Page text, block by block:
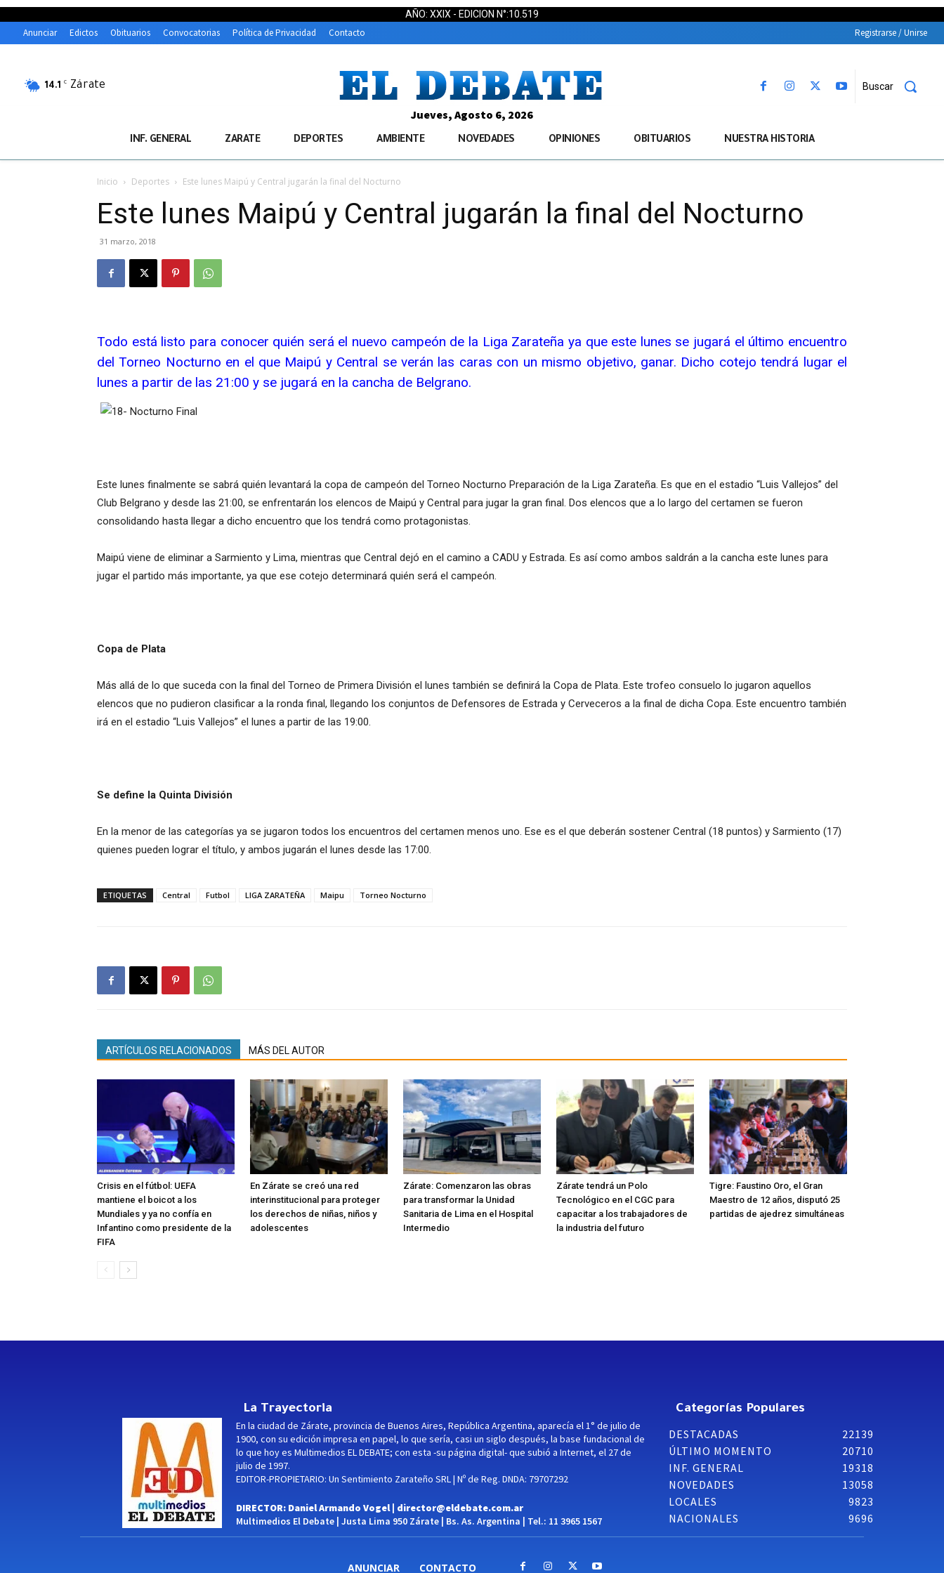
AÑO: XXIX - EDICION N°:10.519
Anunciar Edictos Obituarios Convocatorias Política de Privacidad Contacto Registrarse / Unirse
14.1 C Zárate Buscar
Jueves, Agosto 6, 2026
INF. GENERAL ZARATE DEPORTES AMBIENTE NOVEDADES OPINIONES OBITUARIOS NUESTRA HISTORIA
Inicio Deportes Este lunes Maipú y Central jugarán la final del Nocturno
Este lunes Maipú y Central jugarán la final del Nocturno
31 marzo, 2018
Todo está listo para conocer quién será el nuevo campeón de la Liga Zarateña ya que este lunes se jugará el último encuentro
del Torneo Nocturno en el que Maipú y Central se verán las caras con un mismo objetivo, ganar. Dicho cotejo tendrá lugar el
lunes a partir de las 21:00 y se jugará en la cancha de Belgrano.
Este lunes finalmente se sabrá quién levantará la copa de campeón del Torneo Nocturno Preparación de la Liga Zarateña. Es que en el estadio “Luis Vallejos” del
Club Belgrano y desde las 21:00, se enfrentarán los elencos de Maipú y Central para jugar la gran final. Dos elencos que a lo largo del certamen se fueron
consolidando hasta llegar a dicho encuentro que los tendrá como protagonistas.
Maipú viene de eliminar a Sarmiento y Lima, mientras que Central dejó en el camino a CADU y Estrada. Es así como ambos saldrán a la cancha este lunes para
jugar el partido más importante, ya que ese cotejo determinará quién será el campeón.
Copa de Plata
Más allá de lo que suceda con la final del Torneo de Primera División el lunes también se definirá la Copa de Plata. Este trofeo consuelo lo jugaron aquellos
elencos que no pudieron clasificar a la ronda final, llegando los conjuntos de Defensores de Estrada y Cerveceros a la final de dicha Copa. Este encuentro también
irá en el estadio “Luis Vallejos” el lunes a partir de las 19:00.
Se define la Quinta División
En la menor de las categorías ya se jugaron todos los encuentros del certamen menos uno. Ese es el que deberán sostener Central (18 puntos) y Sarmiento (17)
quienes pueden lograr el título, y ambos jugarán el lunes desde las 17:00.
ETIQUETAS Central Futbol LIGA ZARATEÑA Maipu Torneo Nocturno
ARTÍCULOS RELACIONADOS MÁS DEL AUTOR
Crisis en el fútbol: UEFA
mantiene el boicot a los
Mundiales y ya no confía en
Infantino como presidente de la
FIFA
En Zárate se creó una red
interinstitucional para proteger
los derechos de niñas, niños y
adolescentes
Zárate: Comenzaron las obras
para transformar la Unidad
Sanitaria de Lima en el Hospital
Intermedio
Zárate tendrá un Polo
Tecnológico en el CGC para
capacitar a los trabajadores de
la industria del futuro
Tigre: Faustino Oro, el Gran
Maestro de 12 años, disputó 25
partidas de ajedrez simultáneas
La Trayectoria
En la ciudad de Zárate, provincia de Buenos Aires, República Argentina, aparecía el 1° de julio de
1900, con su edición impresa en papel, lo que sería, casi un siglo después, la base fundacional de
lo que hoy es Multimedios EL DEBATE; con esta -su página digital- que subió a Internet, el 27 de
julio de 1997.
EDITOR-PROPIETARIO: Un Sentimiento Zarateño SRL | Nº de Reg. DNDA: 79707292
DIRECTOR: Daniel Armando Vogel | director@eldebate.com.ar
Multimedios El Debate | Justa Lima 950 Zárate | Bs. As. Argentina | Tel.: 11 3965 1567
Categorías Populares
DESTACADAS
22139
ÚLTIMO MOMENTO
20710
INF. GENERAL
19318
NOVEDADES
13058
LOCALES
9823
NACIONALES
9696
ANUNCIAR CONTACTO